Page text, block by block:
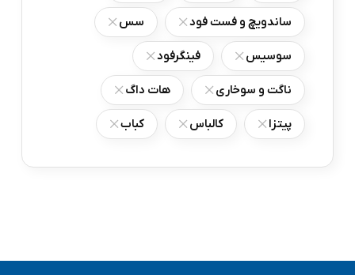
ساندویچ و فست فود سس
سوسیس فینگرفود
ناگت و سوخاری هات داگ
پیتزا کالباس کباب